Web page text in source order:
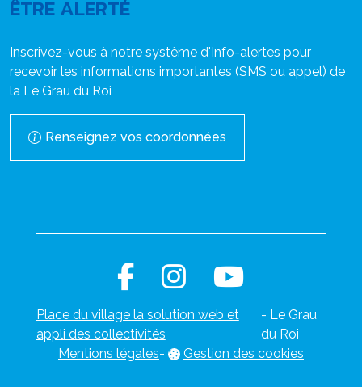
ÊTRE ALERTÉ
Inscrivez-vous à notre système d'Info-alertes pour
recevoir les informations importantes (SMS ou appel) de
la Le Grau du Roi
Renseignez vos coordonnées
Place du village la solution web et
appli des collectivités
- Le Grau
du Roi
Mentions légales- Gestion des cookies